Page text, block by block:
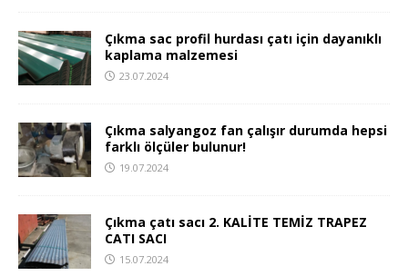
Çıkma sac profil hurdası çatı için dayanıklı
kaplama malzemesi
23.07.2024
Çıkma salyangoz fan çalışır durumda hepsi
farklı ölçüler bulunur!
19.07.2024
Çıkma çatı sacı 2. KALİTE TEMİZ TRAPEZ
CATI SACI
15.07.2024